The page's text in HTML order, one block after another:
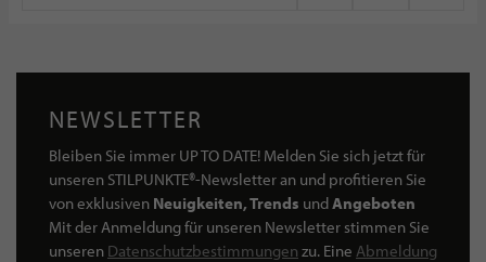
NEWSLETTER
Bleiben Sie immer UP TO DATE! Melden Sie sich jetzt für
unseren STILPUNKTE®-Newsletter an und profitieren Sie
von exklusiven Neuigkeiten, Trends undAngeboten
Mit der Anmeldung für unseren Newsletter stimmen Sie
unseren Datenschutzbestimmungen zu. Eine Abmeldung